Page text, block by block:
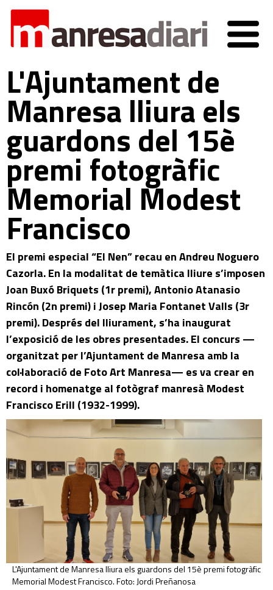
L'Ajuntament de
Manresa lliura els
guardons del 15è
premi fotogràfic
Memorial Modest
Francisco
El premi especial “El Nen” recau en Andreu Noguero
Cazorla. En la modalitat de temàtica lliure s’imposen
Joan Buxó Briquets (1r premi), Antonio Atanasio
Rincón (2n premi) i Josep Maria Fontanet Valls (3r
premi). Després del lliurament, s’ha inaugurat
l’exposició de les obres presentades. El concurs —
organitzat per l’Ajuntament de Manresa amb la
col·laboració de Foto Art Manresa— es va crear en
record i homenatge al fotògraf manresà Modest
Francisco Erill (1932-1999).
L'Ajuntament de Manresa lliura els guardons del 15è premi fotogràfic
Memorial Modest Francisco. Foto: Jordi Preñanosa